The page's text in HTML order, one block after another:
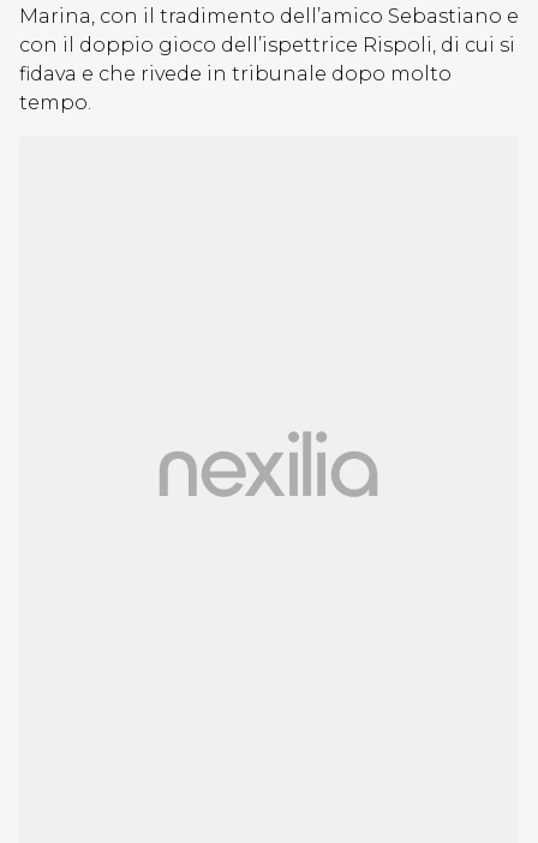
Marina, con il tradimento dell’amico Sebastiano e
con il doppio gioco dell’ispettrice Rispoli, di cui si
fidava e che rivede in tribunale dopo molto
tempo.